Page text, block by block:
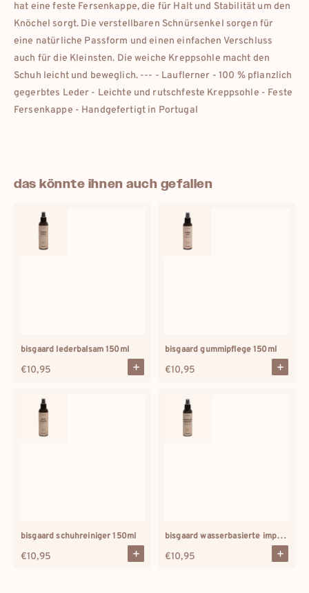
hat eine feste Fersenkappe, die für Halt und Stabilität um den
Knöchel sorgt. Die verstellbaren Schnürsenkel sorgen für
eine natürliche Passform und einen einfachen Verschluss
auch für die Kleinsten. Die weiche Kreppsohle macht den
Schuh leicht und beweglich. --- - Lauflerner - 100 % pflanzlich
gegerbtes Leder - Leichte und rutschfeste Kreppsohle - Feste
Fersenkappe - Handgefertigt in Portugal
das könnte ihnen auch gefallen
bisgaard lederbalsam 150ml
Regulärer
€10,95
bisgaard gummipflege 150ml
Regulärer
€10,95
bisgaard schuhreiniger 150ml
Regulärer
€10,95
bisgaard wasserbasierte imprägnierung 150ml
Regulärer
€10,95